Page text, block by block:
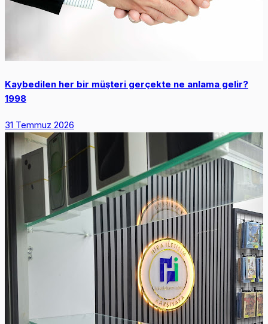
Kaybedilen her bir müşteri gerçekte ne anlama gelir? ​
1998
31 Temmuz 2026